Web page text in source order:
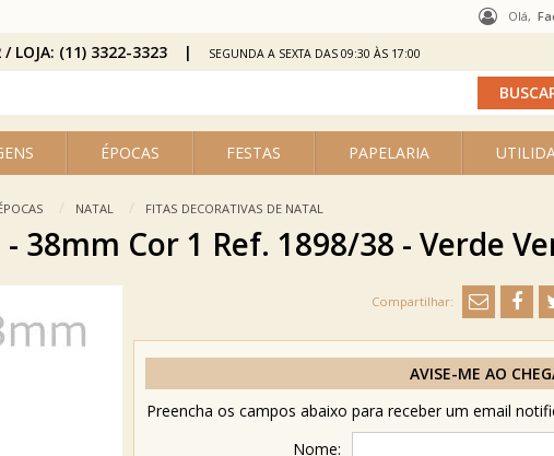
Olá,
ÉPOCAS FESTAS PAPELARIA
LOJA: (11) 3322-3323 SEGUNDA A SEXTA DAS 09:30 ÀS 17:00
NATAL FITAS DECORATIVAS DE NATAL
38mm Cor 1 Ref. 1898/38 - Verde
AVISE-ME AO
Preencha os campos abaixo para receber um email
Nome: